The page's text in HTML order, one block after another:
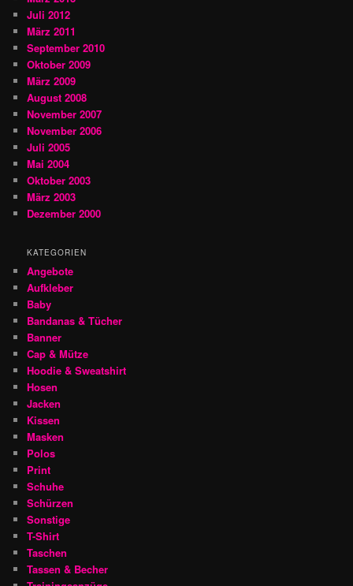
Juli 2012
März 2011
September 2010
Oktober 2009
März 2009
August 2008
November 2007
November 2006
Juli 2005
Mai 2004
Oktober 2003
März 2003
Dezember 2000
KATEGORIEN
Angebote
Aufkleber
Baby
Bandanas & Tücher
Banner
Cap & Mütze
Hoodie & Sweatshirt
Hosen
Jacken
Kissen
Masken
Polos
Print
Schuhe
Schürzen
Sonstige
T-Shirt
Taschen
Tassen & Becher